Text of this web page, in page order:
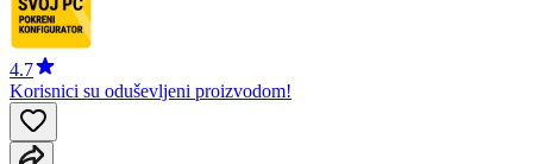
4.7
Korisnici su oduševljeni proizvodom!